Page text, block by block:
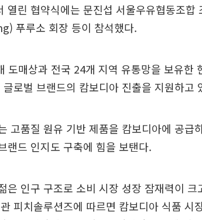
열린 협약식에는 문진섭 서울우유협동조합
푸루소 회장 등이 참석했다.
도매상과 전국 24개 지역 유통망을 보유한
로벌 브랜드의 캄보디아 진출을 지원하고
고품질 원유 기반 제품을 캄보디아에 공급
랜드 인지도 구축에 힘을 보탠다.
은 인구 구조로 소비 시장 성장 잠재력이 크
피치솔루션즈에 따르면 캄보디아 식품 시